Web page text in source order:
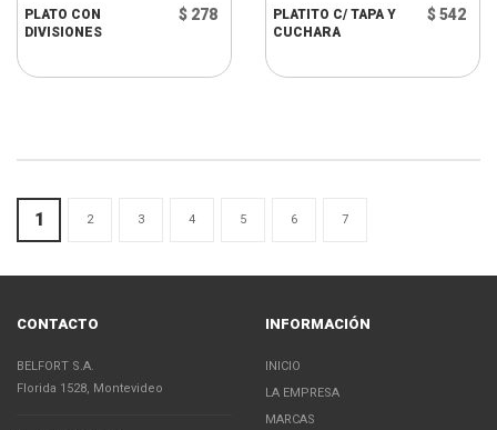
PLATO CON
DIVISIONES
$ 278
PLATITO C/ TAPA Y
CUCHARA
$ 542
1 2 3 4 5 6 7
CONTACTO
BELFORT S.A.
Florida 1528, Montevideo
INFORMACIÓN
INICIO
LA EMPRESA
MARCAS